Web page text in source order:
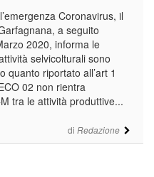
di Redazione
Coronavirus, il
a seguito
2020, informa le
selvicolturali sono
quanto riportato all’art 1
02 non rientra
tra le attività produttive...